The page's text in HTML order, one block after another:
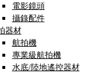
電影鏡頭
攝錄配件
器材
航拍機
專業級航拍機
水底/陸地遙控器材